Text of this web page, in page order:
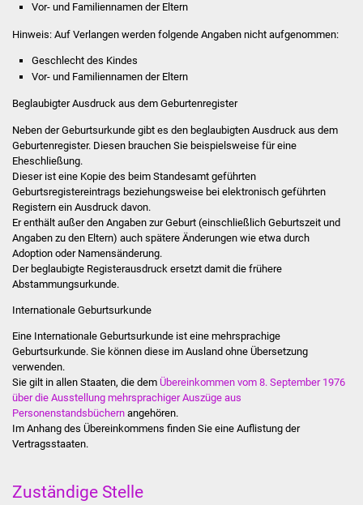
Ortsrecht
Wahlen
Stadtinfo
Jubiläumsjahr 2021
Partnerstädte
Sanierung Hallenbad
Vor- und Familiennamen der Eltern
Hinweis: Auf Verlangen werden folgende Angaben nicht aufgenommen:
Geschlecht des Kindes
Vor- und Familiennamen der Eltern
Beglaubigter Ausdruck aus dem Geburtenregister
Neben der Geburtsurkunde gibt es den beglaubigten Ausdruck aus dem
Geburtenregister. Diesen brauchen Sie beispielsweise für eine
Eheschließung.
Dieser ist eine Kopie des beim Standesamt geführten
Geburtsregistereintrags beziehungsweise bei elektronisch geführten
Registern ein Ausdruck davon.
Er enthält außer den Angaben zur Geburt (einschließlich Geburtszeit und
Angaben zu den Eltern) auch spätere Änderungen wie etwa durch
Adoption oder Namensänderung.
Der beglaubigte Registerausdruck ersetzt damit die frühere
Abstammungsurkunde.
Internationale Geburtsurkunde
Eine Internationale Geburtsurkunde ist eine mehrsprachige
Geburtsurkunde. Sie können diese im Ausland ohne Übersetzung
verwenden.
Sie gilt in allen Staaten, die dem Übereinkommen vom 8. September 1976
über die Ausstellung mehrsprachiger Auszüge aus
Personenstandsbüchernangehören.
Im Anhang des Übereinkommens finden Sie eine Auflistung der
Vertragsstaaten.
Zuständige Stelle